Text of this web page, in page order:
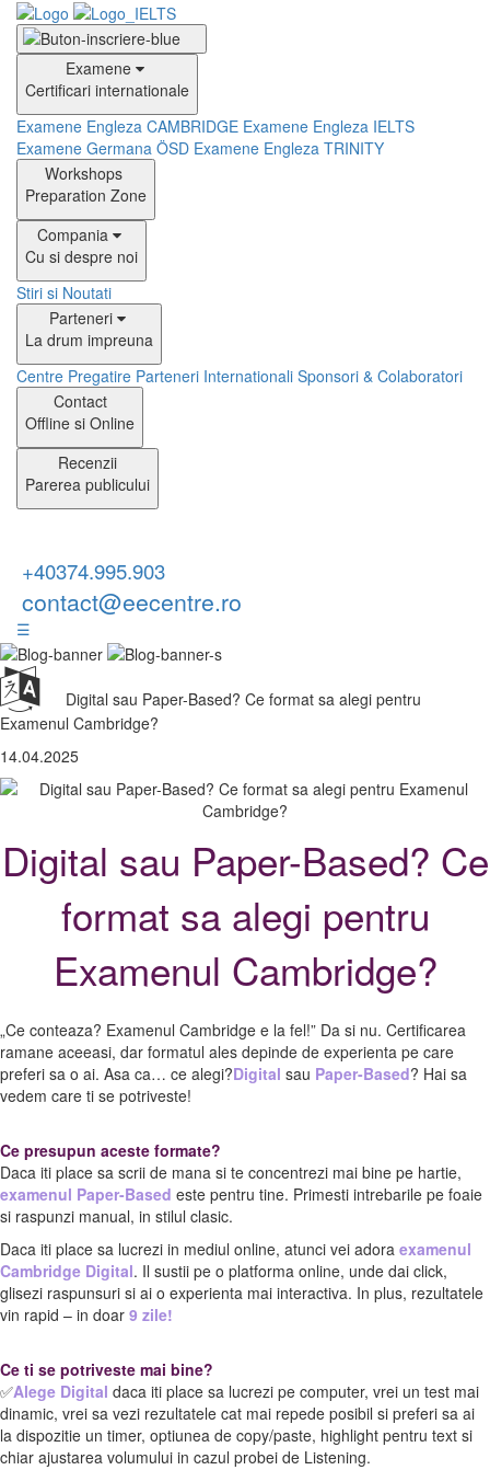
Examene
Certificari internationale
Examene Engleza CAMBRIDGE Examene Engleza IELTS
Examene Germana ÖSD Examene Engleza TRINITY
Workshops
Preparation Zone
Compania
Cu si despre noi
Stiri si Noutati
Parteneri
La drum impreuna
Centre Pregatire Parteneri Internationali Sponsori & Colaboratori
Contact
Offline si Online
Recenzii
Parerea publicului
+40374.995.903
contact@eecentre.ro
☰
Digital sau Paper-Based? Ce format sa alegi pentru
Examenul Cambridge?
14.04.2025
Digital sau Paper-Based? Ce
format sa alegi pentru
Examenul Cambridge?
„Ce conteaza? Examenul Cambridge e la fel!” Da si nu. Certificarea
ramane aceeasi, dar formatul ales depinde de experienta pe care
preferi sa o ai. Asa ca… ce alegi?Digital sau Paper-Based? Hai sa
vedem care ti se potriveste!
Ce presupun aceste formate?
Daca iti place sa scrii de mana si te concentrezi mai bine pe hartie,
examenul Paper-Based este pentru tine. Primesti intrebarile pe foaie
si raspunzi manual, in stilul clasic.
Daca iti place sa lucrezi in mediul online, atunci vei adora examenul
Cambridge Digital. Il sustii pe o platforma online, unde dai click,
glisezi raspunsuri si ai o experienta mai interactiva. In plus, rezultatele
vin rapid – in doar 9 zile!
Ce ti se potriveste mai bine?
✅Alege Digital daca iti place sa lucrezi pe computer, vrei un test mai
dinamic, vrei sa vezi rezultatele cat mai repede posibil si preferi sa ai
la dispozitie un timer, optiunea de copy/paste, highlight pentru text si
chiar ajustarea volumului in cazul probei de Listening.